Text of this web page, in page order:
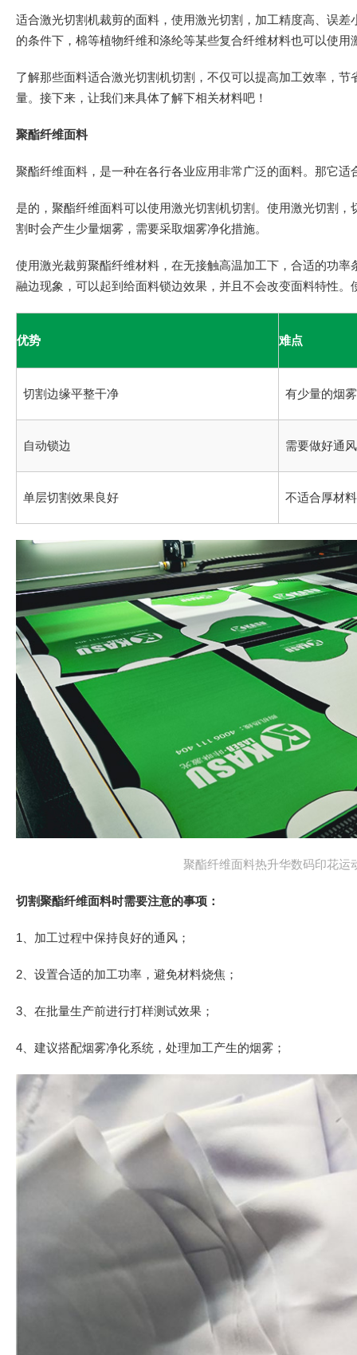
适合激光切割机裁剪的面料，使用激光切割，加工精度高、误
的条件下，棉等植物纤维和涤纶等某些复合纤维材料也可以使用
了解那些面料适合激光切割机切割，不仅可以提高加工效率，
量。接下来，让我们来具体了解下相关材料吧！
聚酯纤维面料
聚酯纤维面料，是一种在各行各业应用非常广泛的面料。那它适
是的，聚酯纤维面料可以使用激光切割机切割。使用激光切割
割时会产生少量烟雾，需要采取烟雾净化措施。
使用激光裁剪聚酯纤维材料，在无接触高温加工下，合适的功
融边现象，可以起到给面料锁边效果，并且不会改变面料特性
优势 难点
切割边缘平整干净 有少量的烟
自动锁边 需要做好通风
单层切割效果良好 不适合厚材
聚酯纤维面料热升华数码印花运
切割聚酯纤维面料时需要注意的事项：
1、加工过程中保持良好的通风；
2、设置合适的加工功率，避免材料烧焦；
3、在批量生产前进行打样测试效果；
4、建议搭配烟雾净化系统，处理加工产生的烟雾；